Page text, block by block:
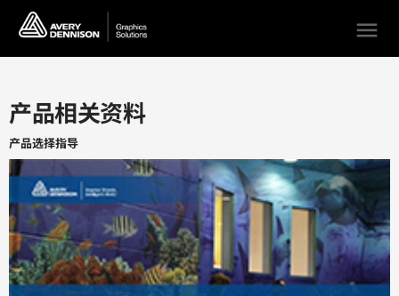
menu
产品相关资料
产品选择指导